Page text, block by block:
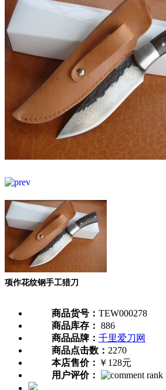
项作花纹钢手工猎刀
商品货号： TEW000278
商品库存： 886
商品品牌： 千里爱刀网
商品点击数： 2270
本店售价： ￥128元
用户评价：